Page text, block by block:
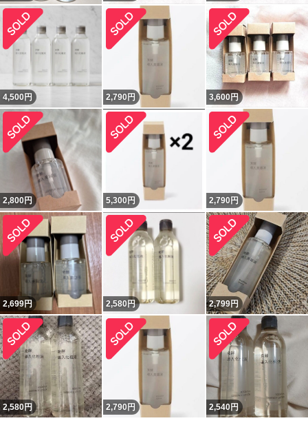
4,500円 2,790 円 3,600円
2,800円 5,300 円 2,790 円
2,699円 2,580 円 2,799円
2,580円 2,790 円 2,540円